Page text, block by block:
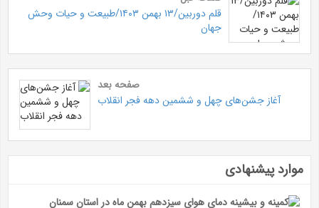
قلم دوربین/۱۳ بهمن ۱۴۰۳/طبیعت و حیات وحش
جهان
صفحه بعد
آغاز جشن‌های چهل و ششمین دهه فجر انقلاب
موارد پیشنهادی